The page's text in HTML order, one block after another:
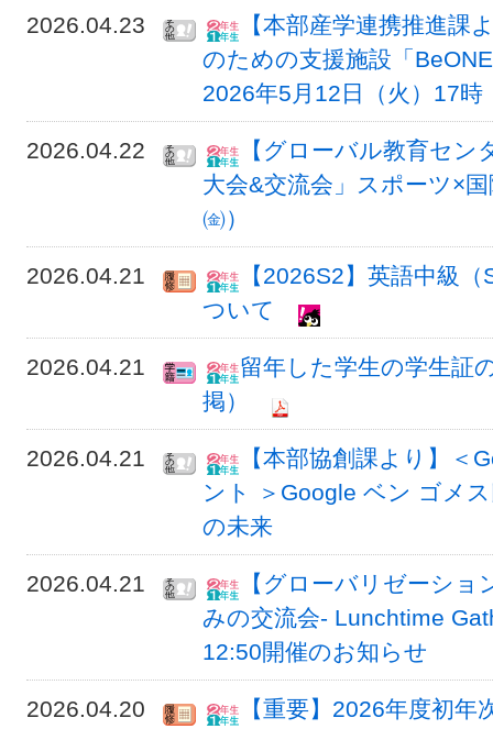
2026.04.23
【本部産学連携推進課
のための支援施設「
2026年5月12日（火）17時
2026.04.22
【グローバル教育セ
大会&交流会」スポーツ×
㈮）
2026.04.21
【2026S2】英語中級
ついて
2026.04.21
留年した学生の学生証
掲）
2026.04.21
【本部協創課より】
ント ＞Google ベン ゴメ
の未来
2026.04.21
【グローバリゼーシ
みの交流会- Lunchtime
12:50開催のお知らせ
2026.04.20
【重要】2026年度初